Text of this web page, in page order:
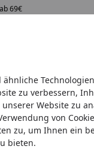
ähnliche
zu verbessern,
Website zu
von
zu, um Ihnen ein
bieten.
69€
Sommerhits
& Co
TRIXIE Hunde-